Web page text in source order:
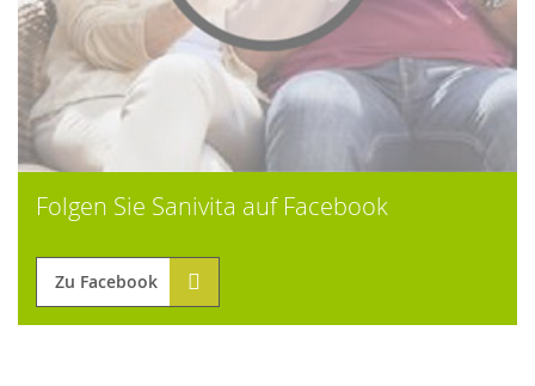
Folgen Sie Sanivita auf Facebook
Zu Facebook